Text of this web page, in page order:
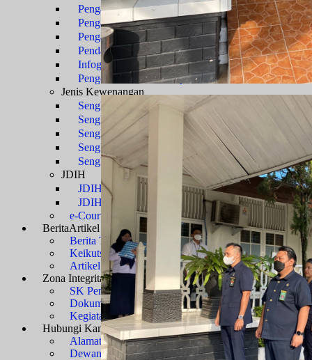
Pengajuan Gugatan
Pengajuan Permohonan
Pengajuan Upaya Hukum
Pendaftaran Surat Kuasa
Infografis E-Court
Pengembalian Sisa Panjar
Jenis Kewenangan
Sengketa TUN
Sengketa Administrasi
Sengketa Informasi
Sengketa PTbPuKu
Sengketa Proses Pemilu
JDIH
JDIH Mahkamah Agung
JDIH PTUN Banjarmasin
e-Court
BeritaArtikel & Galeri
Berita Terkini & Pengumuman
Keikutsertaan Bimtek dan Diklat
Artikel
Zona IntegritasMenuju WBK-WBBM
SK Pembangunan Zona Integritas
Dokumen Pembangunan Zona Integritas
Kegiatan Pembangunan Zona Integritas
Hubungi KamiKontak & Alamat
Alamat Kantor
Dewan Redaksi